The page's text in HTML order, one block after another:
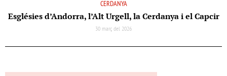
CERDANYA
Esglésies d’Andorra, l’Alt Urgell, la Cerdanya i el Capcir
30 març del 2026